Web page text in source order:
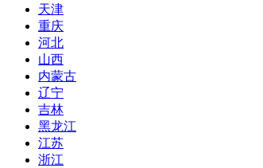
天津
重庆
河北
山西
内蒙古
辽宁
吉林
黑龙江
江苏
浙江